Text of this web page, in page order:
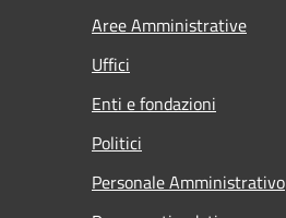
Aree Amministrative
Uffici
Enti e fondazioni
Politici
Personale Amministrativo